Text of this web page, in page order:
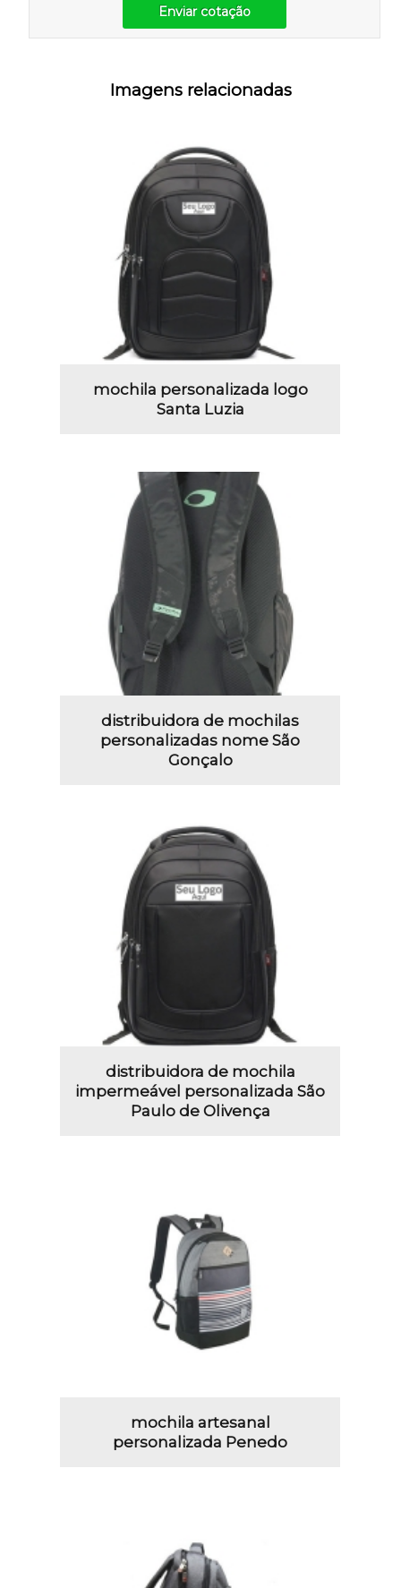
Enviar cotação
Imagens relacionadas
mochila personalizada logo
Santa Luzia
distribuidora de mochilas
personalizadas nome São
Gonçalo
distribuidora de mochila
impermeável personalizada São
Paulo de Olivença
mochila artesanal
personalizada Penedo